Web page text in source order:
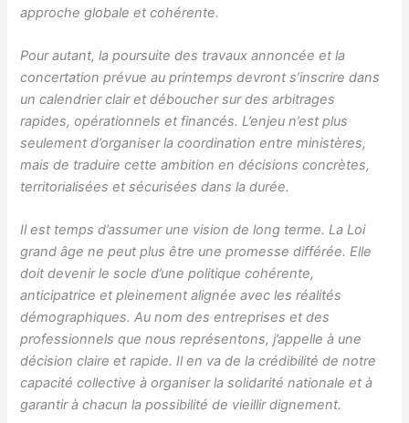
approche globale et cohérente.
Pour autant, la poursuite des travaux annoncée et la
concertation prévue au printemps devront s’inscrire dans
un calendrier clair et déboucher sur des arbitrages
rapides, opérationnels et financés. L’enjeu n’est plus
seulement d’organiser la coordination entre ministères,
mais de traduire cette ambition en décisions concrètes,
territorialisées et sécurisées dans la durée.
Il est temps d’assumer une vision de long terme. La Loi
grand âge ne peut plus être une promesse différée. Elle
doit devenir le socle d’une politique cohérente,
anticipatrice et pleinement alignée avec les réalités
démographiques. Au nom des entreprises et des
professionnels que nous représentons, j’appelle à une
décision claire et rapide. Il en va de la crédibilité de notre
capacité collective à organiser la solidarité nationale et à
garantir à chacun la possibilité de vieillir dignement.